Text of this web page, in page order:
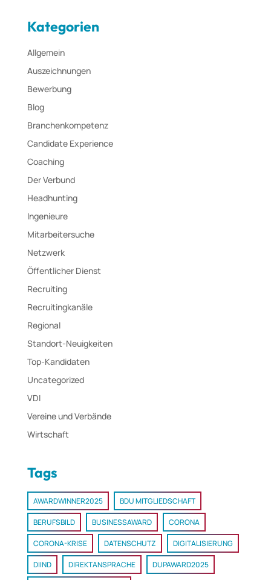
Kategorien
Allgemein
Auszeichnungen
Bewerbung
Blog
Branchenkompetenz
Candidate Experience
Coaching
Der Verbund
Headhunting
Ingenieure
Mitarbeitersuche
Netzwerk
Öffentlicher Dienst
Recruiting
Recruitingkanäle
Regional
Standort-Neuigkeiten
Top-Kandidaten
Uncategorized
VDI
Vereine und Verbände
Wirtschaft
Tags
AWARDWINNER2025 BDU MITGLIEDSCHAFT
BERUFSBILD BUSINESSAWARD CORONA
CORONA-KRISE DATENSCHUTZ DIGITALISIERUNG
DIIND DIREKTANSPRACHE DUPAWARD2025